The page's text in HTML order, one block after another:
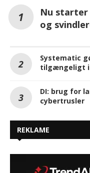
Nu starter
og
Systematic
tilgængeligt i
DI: brug for
cybertrusler
REKLAME